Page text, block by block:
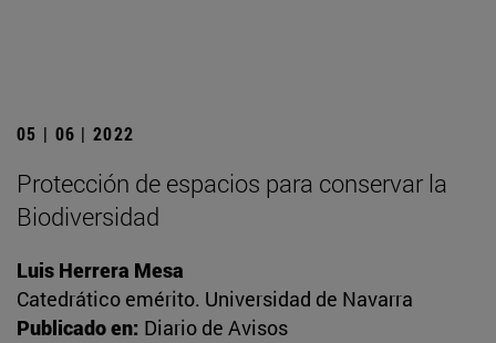
05 | 06 | 2022
Protección de espacios para conservar la
Biodiversidad
Luis Herrera Mesa
Catedrático emérito. Universidad de Navarra
Publicado en: Diario de Avisos